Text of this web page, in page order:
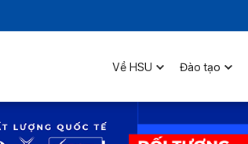
Về HSU Đào tạo